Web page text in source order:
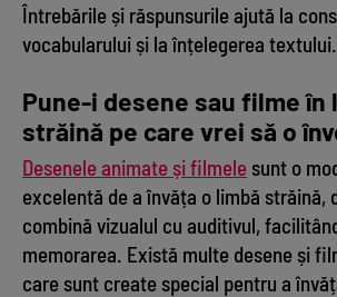
Întrebările și răspunsurile ajută la
vocabularului și la înțelegerea textului.
Pune-i desene sau filme în
străină pe care vrei să o
Desenele animate și filmele sunt o
excelentă de a învăța o limbă străină,
combină vizualul cu auditivul,
memorarea. Există multe desene și
care sunt create special pentru a